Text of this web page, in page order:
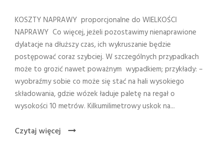
KOSZTY NAPRAWY proporcjonalne do WIELKOŚCI
NAPRAWY Co więcej, jeżeli pozostawimy nienaprawione
dylatacje na dłuższy czas, ich wykruszanie będzie
postępować coraz szybciej. W szczególnych przypadkach
może to grozić nawet poważnym wypadkiem; przykłady: –
wyobraźmy sobie co może się stać na hali wysokiego
składowania, gdzie wózek ładuje paletę na regał o
wysokości 10 metrów. Kilkumilimetrowy uskok na...
Czytaj więcej